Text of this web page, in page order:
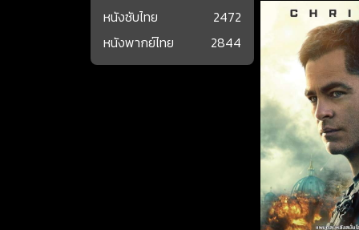
หนังซับไทย
2472
หนังพากย์ไทย
2844